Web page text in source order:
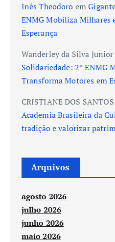
Inês Theodoro em
ENMG Mobiliza Milhares
Esperança
Wanderley da Silva Junior
Solidariedade: 2º ENMG
Transforma Motores em
CRISTIANE DOS SANTOS
Academia Brasileira da
tradição e valorizar
Arquivos
agosto 2026
julho 2026
junho 2026
maio 2026